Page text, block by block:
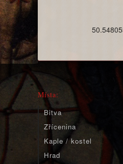
Místa:
Bitva
Zřícenina
Kaple / kostel
Hrad